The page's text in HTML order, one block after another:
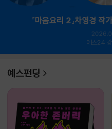
『마음요리 2』차영경
예스24
예스펀딩